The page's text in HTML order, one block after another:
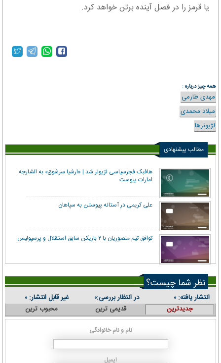
یا قرمز را در فصل آینده برتن خواهد کرد.
همه چیز درباره :
مهدی طارمی
میلاد محمدی
لژیونرها
مطالب پیشنهادی
هافبک فجرسپاسی لژیونر شد | «ارشیا سرشوق» به الشارجه
امارات پیوست
علی کریمی در آستانه پیوستن به سپاهان
توافق تیم منصوریان با ۲ بازیکن سابق استقلال و پرسپولیس
نظر شما چیست؟
انتشار یافته: ۰ در انتظار بررسی:۰ غیر قابل انتشار: ۰
جدیدترین قدیمی ترین محبوب ترین
نام و نام خانوادگی
ایمیل